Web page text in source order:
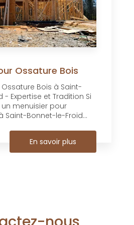
Ossature Bois
Bois à Saint-
- Expertise et Tradition Si
menuisier pour
Saint-Bonnet-le-Froid...
En savoir plus